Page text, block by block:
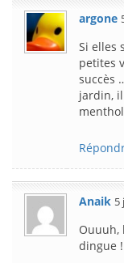
argone
Si elles
petites
succès
jardin, il
Anaik 5
Ouuuh,
dingue !